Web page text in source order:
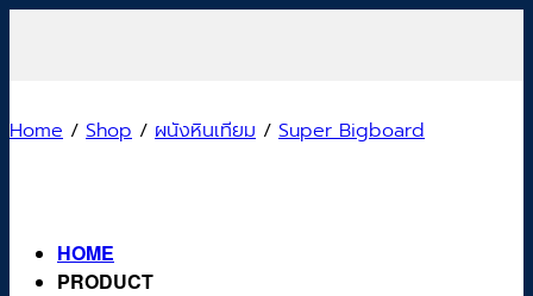
HOME
PRODUCT
Home / Shop / ผนังหินเทียม / Super Bigboard